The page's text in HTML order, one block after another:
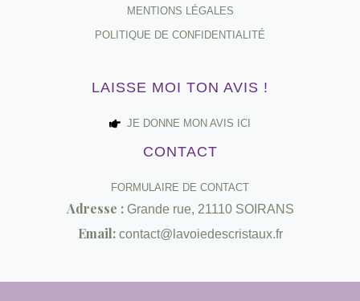
MENTIONS LÉGALES
POLITIQUE DE CONFIDENTIALITÉ
LAISSE MOI TON AVIS !
JE DONNE MON AVIS ICI
CONTACT
FORMULAIRE DE CONTACT
Adresse : Grande rue, 21110 SOIRANS
Email:contact@lavoiedescristaux.fr